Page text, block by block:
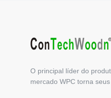
O principal líder do
mercado WPC torna